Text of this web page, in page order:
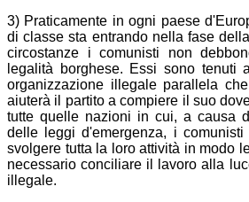
3) Praticamente in ogni paese
di classe sta entrando nella fase
circostanze i comunisti non
legalità borghese. Essi sono tenuti
organizzazione illegale parallela
aiuterà il partito a compiere il suo
tutte quelle nazioni in cui, a causa
delle leggi d'emergenza, i
svolgere tutta la loro attività in modo
necessario conciliare il lavoro alla
illegale.